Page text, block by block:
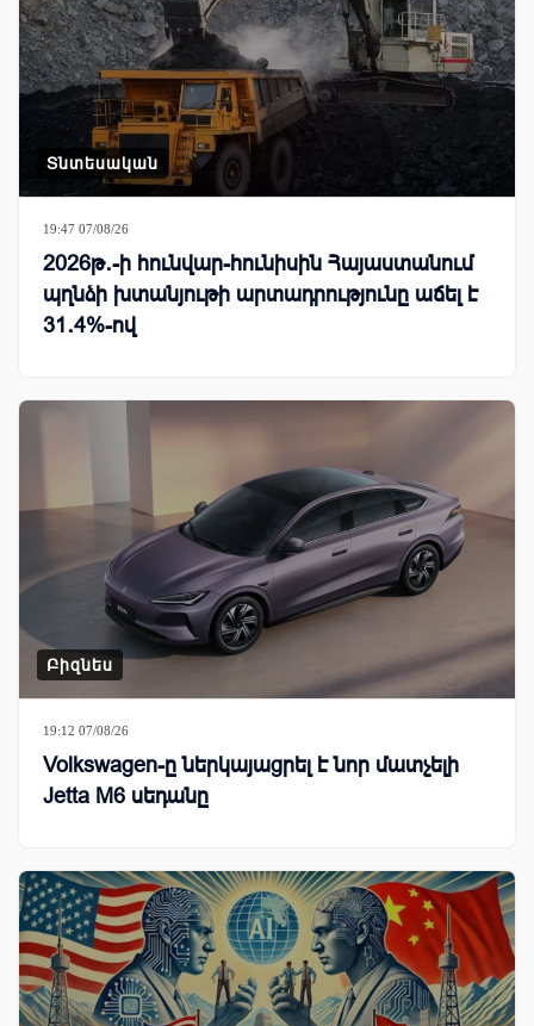
Տնտեսական
19:47 07/08/26
2026թ․-ի հունվար-հունիսին Հայաստանում
պղնձի խտանյութի արտադրությունը աճել է
31․4%-ով
Բիզնես
19:12 07/08/26
Volkswagen-ը ներկայացրել է նոր մատչելի
Jetta M6 սեդանը